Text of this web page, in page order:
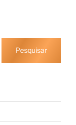
Pesquisar